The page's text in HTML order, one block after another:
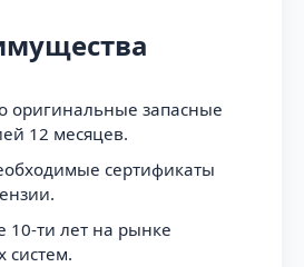
оригинальные запасные
12 месяцев.
сертификаты
10-ти лет на рынке
систем.